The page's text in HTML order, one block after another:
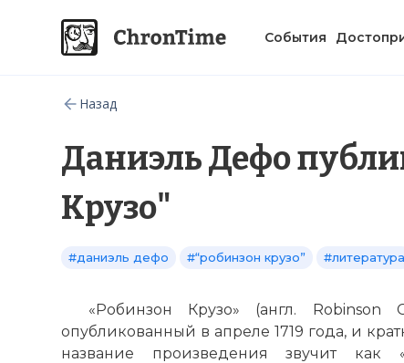
События
Назад
Даниэль Дефо
Крузо"
#даниэль дефо #“робинзон крузо” #литература
«Робинзон Крузо» (англ.
опубликованный в апреле 1719 года, и
название произведения звучит как